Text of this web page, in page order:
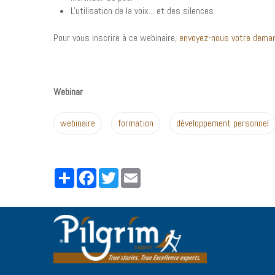
L'utilisation de la voix... et des silences
Pour vous inscrire à ce webinaire, envoyez-nous votre
Webinar
webinaire formation développement personnel
PartagerFacebookTwitter